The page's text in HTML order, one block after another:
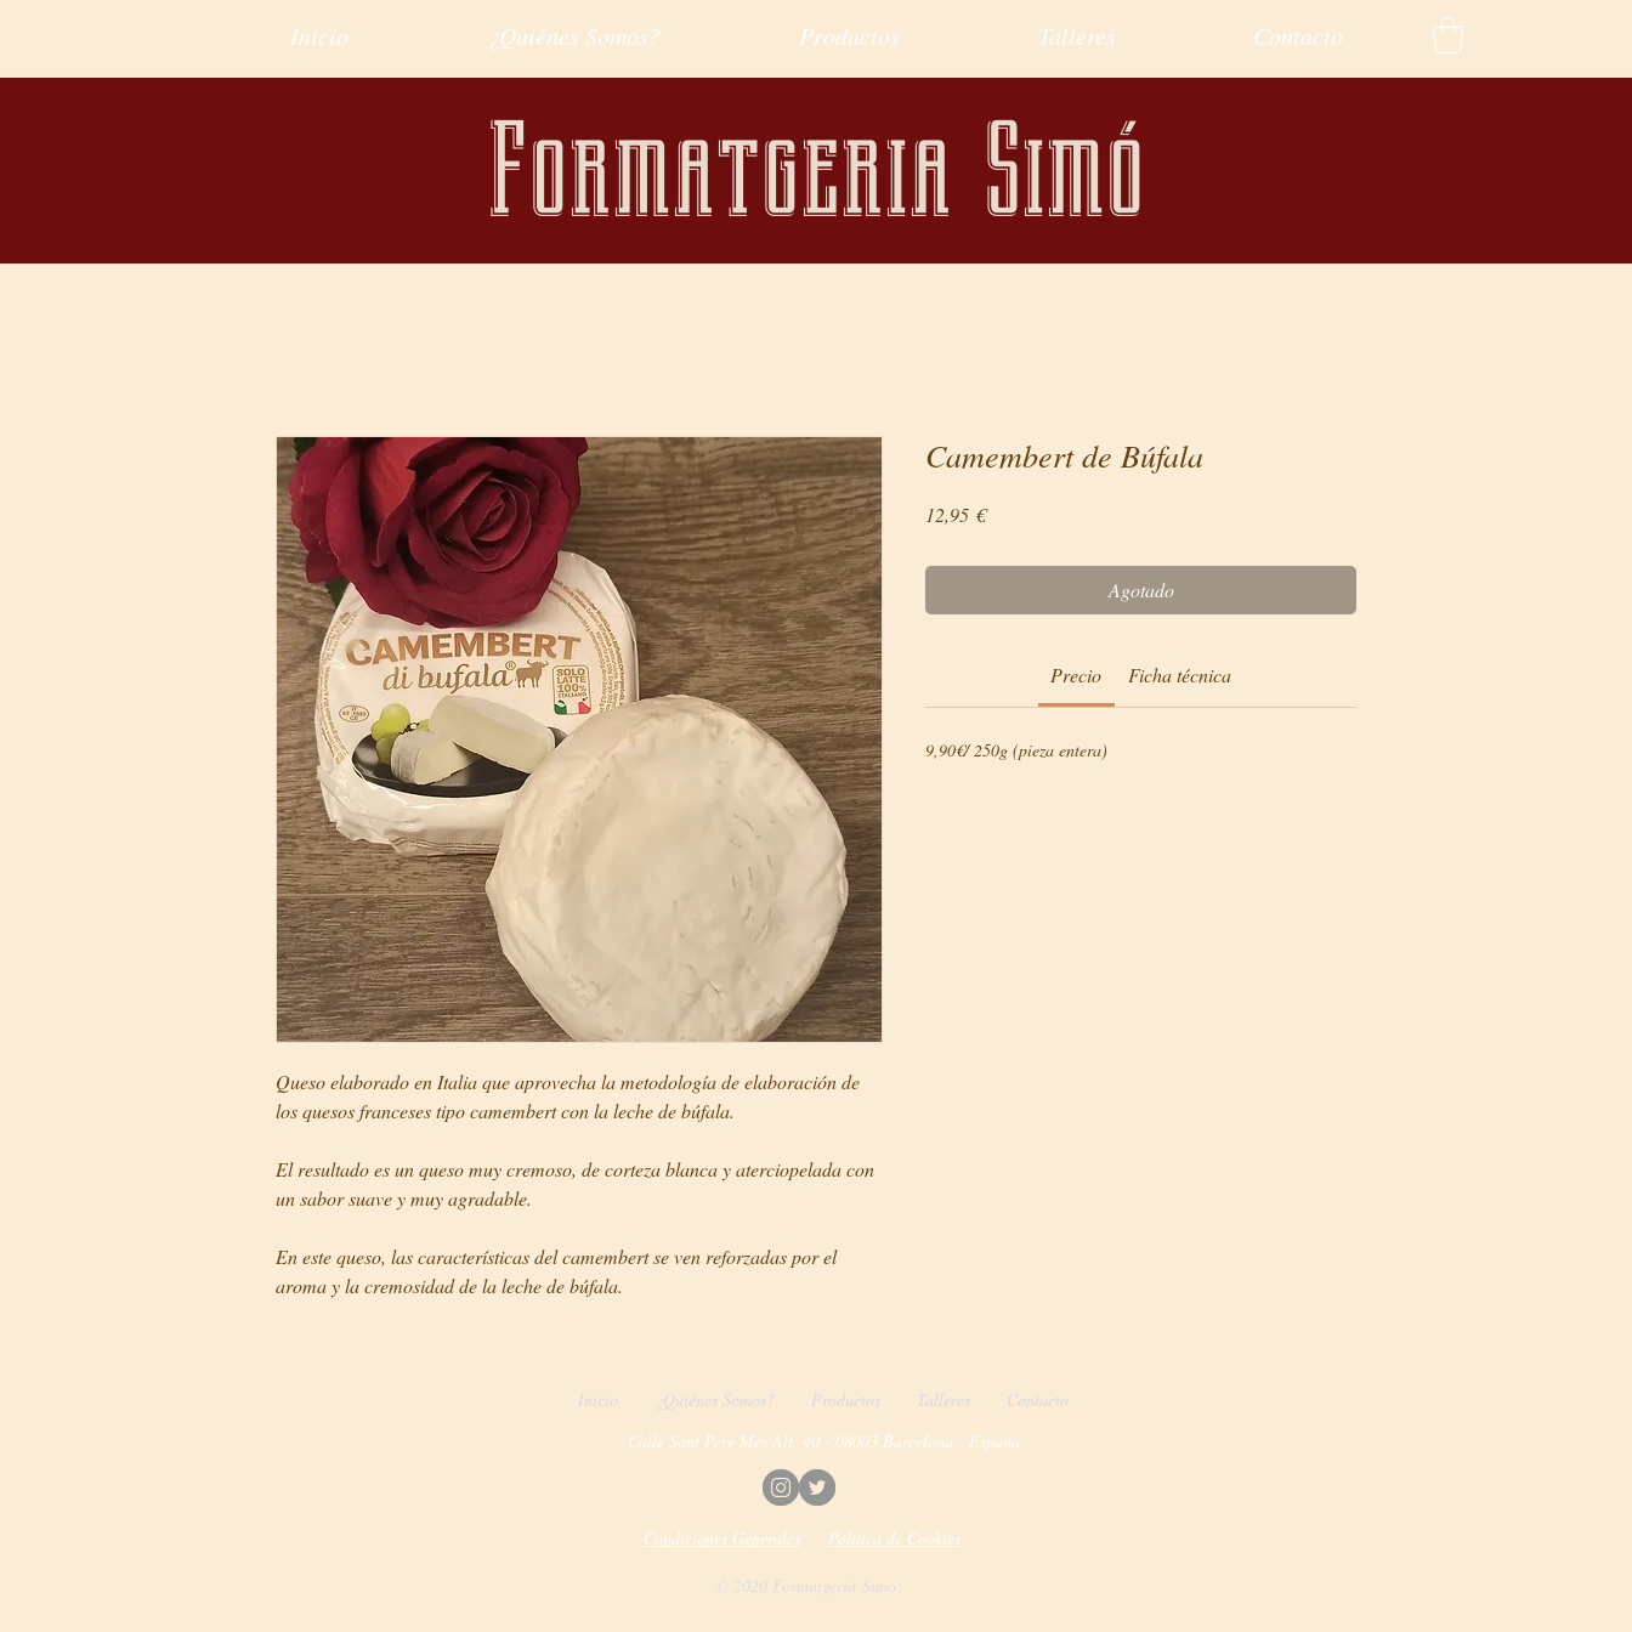
Inicio ¿Quiénes Somos? Productos Talleres Contacto
Formatgeria Simó
Queso elaborado en Italia que aprovecha la metodología de elaboración de
los quesos franceses tipo camembert con la leche de búfala.
El resultado es un queso muy cremoso, de corteza blanca y aterciopelada con
un sabor suave y muy agradable.
En este queso, las características del camembert se ven reforzadas por el
aroma y la cremosidad de la leche de búfala.
Camembert de Búfala
12,95 €Precio
Agotado
Precio Ficha técnica
9,90€/ 250g (pieza entera)
Inicio ¿Quiénes Somos? Productos Talleres Contacto
Inicio ¿Quiénes Somos? Productos Talleres
Contacto
Calle Sant Pere Més Alt, 40 - 08003 Barcelona - España
Política de Cookies
Condiciones Generales
© 2020 Formatgeria Simó